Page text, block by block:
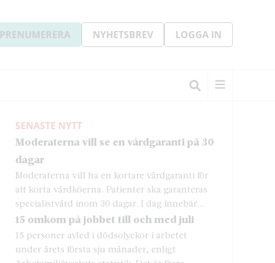
PRENUMERERA NYHETSBREV LOGGA IN
SENASTE NYTT
Moderaterna vill se en vårdgaranti på 30
dagar
Moderaterna vill ha en kortare vårdgaranti för
att korta vårdköerna. Patienter ska garanteras
specialistvård inom 30 dagar. I dag innebär...
15 omkom på jobbet till och med juli
15 personer avled i dödsolyckor i arbetet
under årets första sju månader, enligt